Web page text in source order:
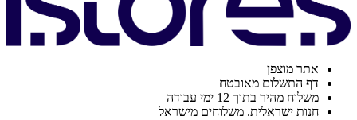
אתר מוצפן
דף התשלום מאובטח
משלוח מהיר בתוך 12 ימי עבודה
חנות ישראלית. משלוחים מישראל